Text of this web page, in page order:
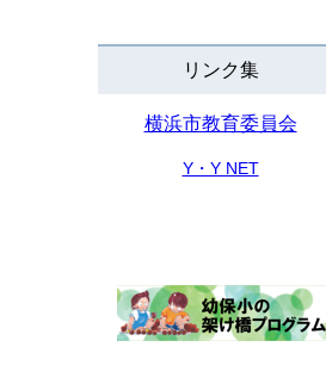
リンク集
横浜市教育委員会
Y・Y NET